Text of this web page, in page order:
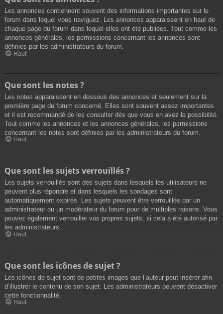
Les annonces contiennent souvent des informations importantes sur le
forum dans lequel vous naviguez. Les annonces apparaissent en haut de
chaque page du forum dans lequel elles ont été publiées. Tout comme les
annonces générales, les permissions concernant les annonces sont
définies par les administrateurs du forum.
Haut
Que sont les notes ?
Les notes apparaissent en dessous des annonces et seulement sur la
première page du forum concerné. Elles sont souvent assez importantes
et il est recommandé de les consulter dès que vous en avez la possibilité.
Tout comme les annonces et les annonces générales, les permissions
concernant les notes sont définies par les administrateurs du forum.
Haut
Que sont les sujets verrouillés ?
Les sujets verrouillés sont des sujets dans lesquels les utilisateurs ne
peuvent plus répondre et dans lesquels les sondages sont
automatiquement expirés. Les sujets peuvent être verrouillés par un
administrateur ou un modérateur du forum pour de multiples raisons. Vous
pouvez également verrouiller vos propres sujets, si cela a été autorisé par
les administrateurs.
Haut
Que sont les icônes de sujet ?
Les icônes de sujet sont de petites images que l’auteur peut insérer afin
d’illustrer le contenu de son sujet. Les administrateurs peuvent désactiver
cette fonctionnalité.
Haut